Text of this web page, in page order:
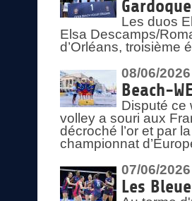
Les duos
Elsa Descamps/
d’Orléans, troisième
08/06/2026
Beach-
Disputé ce
volley a souri aux
décroché l’or et par
championnat
07/06/2026
Les